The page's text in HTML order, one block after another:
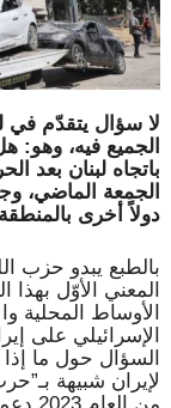
لا سؤال يتقدّم في
الجميع فيه، وهو:
باتجاه لبنان بعد
الجمعة الماضي،
دولاً أخرى بالمنطقة
بالطبع يبدو حزب
المعني الأوّل
الأوساط المحلية
الإسرائيلي على
السؤال حول ما